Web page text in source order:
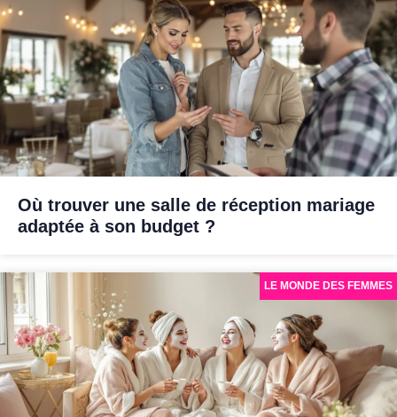
Où trouver une salle de réception mariage
adaptée à son budget ?
LE MONDE DES FEMMES